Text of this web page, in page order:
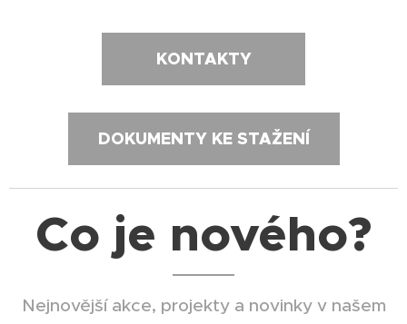
KONTAKTY
DOKUMENTY KE STAŽENÍ
Co je nového?
Nejnovější akce, projekty a novinky v našem